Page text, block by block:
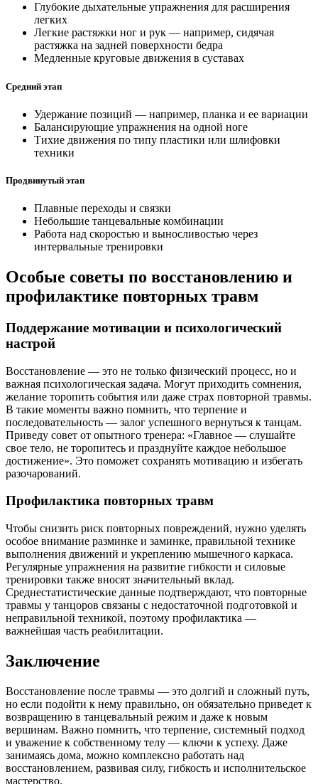
Глубокие дыхательные упражнения для расширения
легких
Легкие растяжки ног и рук — например, сидячая
растяжка на задней поверхности бедра
Медленные круговые движения в суставах
Средний этап
Удержание позиций — например, планка и ее вариации
Балансирующие упражнения на одной ноге
Тихие движения по типу пластики или шлифовки
техники
Продвинутый этап
Плавные переходы и связки
Небольшие танцевальные комбинации
Работа над скоростью и выносливостью через
интервальные тренировки
Особые советы по восстановлению и
профилактике повторных травм
Поддержание мотивации и психологический
настрой
Восстановление — это не только физический процесс, но и
важная психологическая задача. Могут приходить сомнения,
желание торопить события или даже страх повторной травмы.
В такие моменты важно помнить, что терпение и
последовательность — залог успешного вернуться к танцам.
Приведу совет от опытного тренера: «Главное — слушайте
свое тело, не торопитесь и празднуйте каждое небольшое
достижение». Это поможет сохранять мотивацию и избегать
разочарований.
Профилактика повторных травм
Чтобы снизить риск повторных повреждений, нужно уделять
особое внимание разминке и заминке, правильной технике
выполнения движений и укреплению мышечного каркаса.
Регулярные упражнения на развитие гибкости и силовые
тренировки также вносят значительный вклад.
Среднестатистические данные подтверждают, что повторные
травмы у танцоров связаны с недостаточной подготовкой и
неправильной техникой, поэтому профилактика —
важнейшая часть реабилитации.
Заключение
Восстановление после травмы — это долгий и сложный путь,
но если подойти к нему правильно, он обязательно приведет к
возвращению в танцевальный режим и даже к новым
вершинам. Важно помнить, что терпение, системный подход
и уважение к собственному телу — ключи к успеху. Даже
занимаясь дома, можно комплексно работать над
восстановлением, развивая силу, гибкость и исполнительское
мастерство.